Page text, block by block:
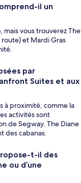
il un
mais vous trouverez The
route) et Mardi Gras
par
Suites et aux
à proximité, comme la
activités sont
de Segway. The Diane
des cabanas.
t-il des
ou d’une